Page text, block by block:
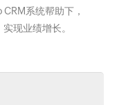
系统帮助下，
现业绩增长。